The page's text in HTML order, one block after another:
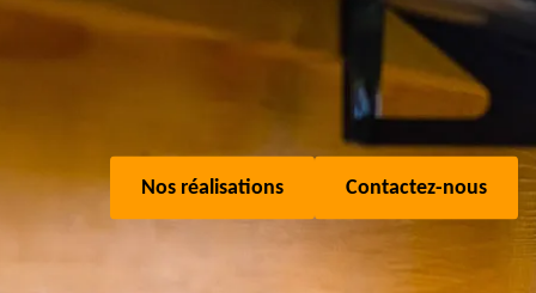
Nos réalisations Contactez-nous